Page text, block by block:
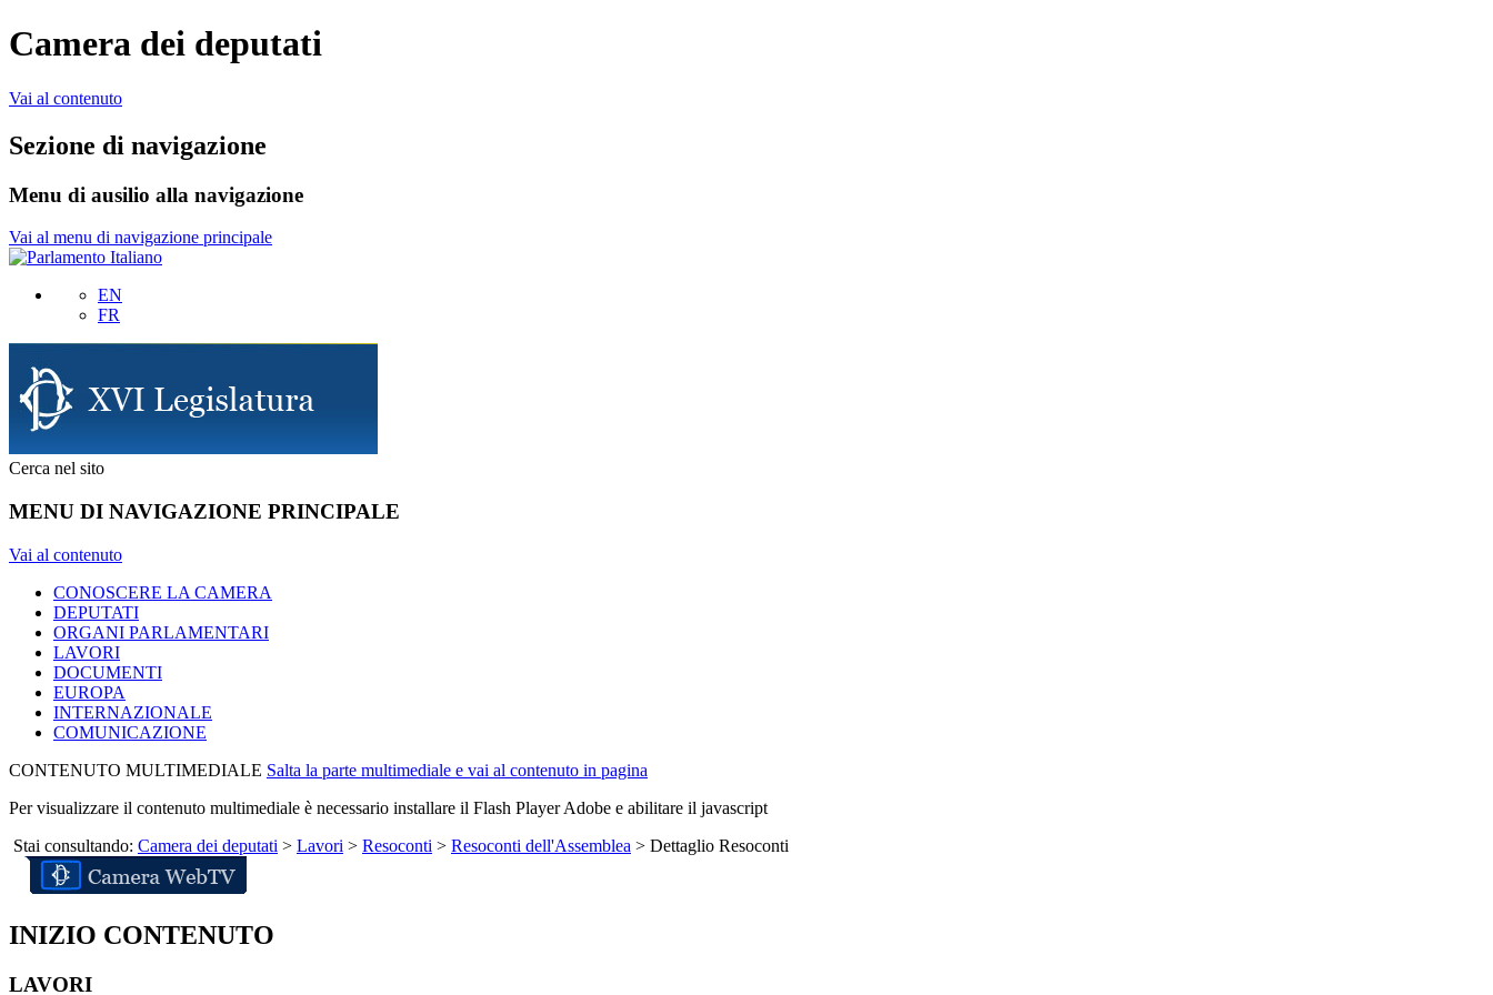
Camera dei deputati
Vai al contenuto
Sezione di navigazione
Menu di ausilio alla navigazione
Vai al menu di navigazione principale
EN
FR
Cerca nel sito
MENU DI NAVIGAZIONE PRINCIPALE
Vai al contenuto
CONOSCERE LA CAMERA
DEPUTATI
ORGANI PARLAMENTARI
LAVORI
DOCUMENTI
EUROPA
INTERNAZIONALE
COMUNICAZIONE
CONTENUTO MULTIMEDIALE Salta la parte multimediale e vai al contenuto in pagina
Per visualizzare il contenuto multimediale è necessario installare il Flash Player Adobe e abilitare il javascript
Stai consultando: Camera dei deputati > Lavori > Resoconti > Resoconti dell'Assemblea > Dettaglio Resoconti
INIZIO CONTENUTO
LAVORI